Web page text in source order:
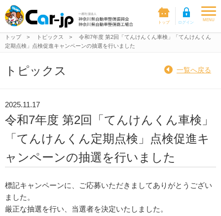
トップ> トピックス >
令和7年度 第2回「てんけんくん車検」「てんけんくん
定期点検」点検促進キャンペーンの抽選を行いました
トピックス 一覧へ戻る
2025.11.17
令和7年度 第2回「てんけんくん車検」
「てんけんくん定期点検」点検促進キ
ャンペーンの抽選を行いました
標記キャンペーンに、ご応募いただきましてありがとうござい
ました。
厳正な抽選を行い、当選者を決定いたしました。
MENU